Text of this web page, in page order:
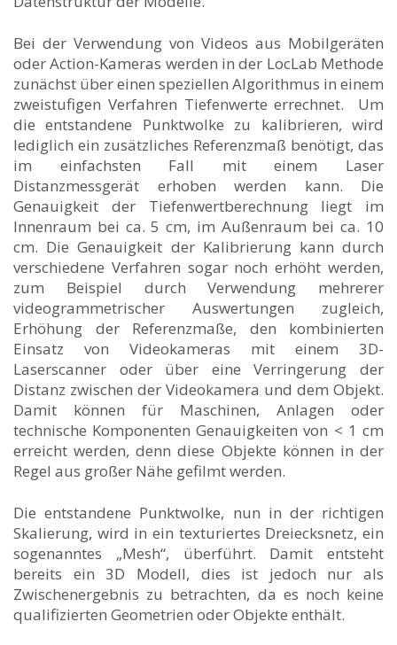
Bei der Verwendung von Videos aus Mobilgeräten
oder Action-Kameras werden in der LocLab Methode
zunächst über einen speziellen Algorithmus in einem
zweistufigen Verfahren Tiefenwerte errechnet. Um
die entstandene Punktwolke zu kalibrieren, wird
lediglich ein zusätzliches Referenzmaß benötigt, das
im einfachsten Fall mit einem Laser
Distanzmessgerät erhoben werden kann. Die
Genauigkeit der Tiefenwertberechnung liegt im
Innenraum bei ca. 5 cm, im Außenraum bei ca. 10
cm. Die Genauigkeit der Kalibrierung kann durch
verschiedene Verfahren sogar noch erhöht werden,
zum Beispiel durch Verwendung mehrerer
videogrammetrischer Auswertungen zugleich,
Erhöhung der Referenzmaße, den kombinierten
Einsatz von Videokameras mit einem 3D-
Laserscanner oder über eine Verringerung der
Distanz zwischen der Videokamera und dem Objekt.
Damit können für Maschinen, Anlagen oder
technische Komponenten Genauigkeiten von < 1 cm
erreicht werden, denn diese Objekte können in der
Regel aus großer Nähe gefilmt werden.
Die entstandene Punktwolke, nun in der richtigen
Skalierung, wird in ein texturiertes Dreiecksnetz, ein
sogenanntes „Mesh“, überführt. Damit entsteht
bereits ein 3D Modell, dies ist jedoch nur als
Zwischenergebnis zu betrachten, da es noch keine
qualifizierten Geometrien oder Objekte enthält.